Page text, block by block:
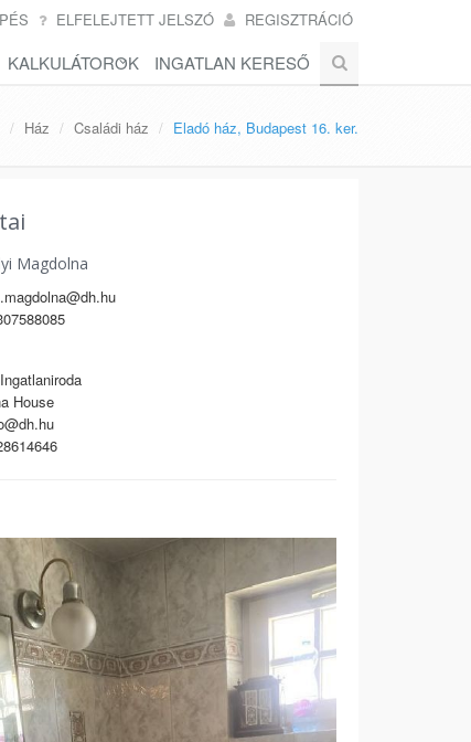
ELFELEJTETT JELSZÓ REGISZTRÁCIÓ
KALKULÁTOROK INGATLAN KERESŐ
Ház Családi ház Eladó ház, Budapest 16. ker.
Magdolna
House